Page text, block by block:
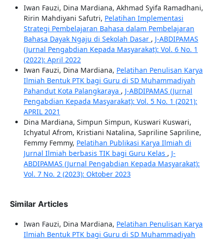
Iwan Fauzi, Dina Mardiana, Akhmad Syifa Ramadhani,
Ririn Mahdiyani Safutri, Pelatihan Implementasi
Strategi Pembelajaran Bahasa dalam Pembelajaran
Bahasa Dayak Ngaju di Sekolah Dasar , J-ABDIPAMAS
(Jurnal Pengabdian Kepada Masyarakat): Vol. 6 No. 1
(2022): April 2022
Iwan Fauzi, Dina Mardiana, Pelatihan Penulisan Karya
Ilmiah Bentuk PTK bagi Guru di SD Muhammadiyah
Pahandut Kota Palangkaraya , J-ABDIPAMAS (Jurnal
Pengabdian Kepada Masyarakat): Vol. 5 No. 1 (2021):
APRIL 2021
Dina Mardiana, Simpun Simpun, Kuswari Kuswari,
Ichyatul Afrom, Kristiani Natalina, Sapriline Sapriline,
Femmy Femmy, Pelatihan Publikasi Karya Ilmiah di
Jurnal Ilmiah berbasis TIK bagi Guru Kelas , J-
ABDIPAMAS (Jurnal Pengabdian Kepada Masyarakat):
Vol. 7 No. 2 (2023): Oktober 2023
Similar Articles
Iwan Fauzi, Dina Mardiana, Pelatihan Penulisan Karya
Ilmiah Bentuk PTK bagi Guru di SD Muhammadiyah